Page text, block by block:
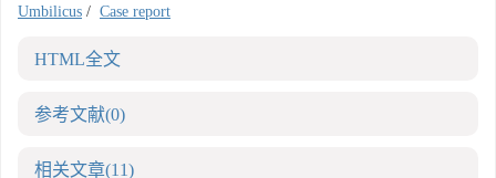
Umbilicus / Case report
HTML全文
参考文献(0)
相关文章(11)